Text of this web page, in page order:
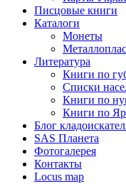
Писцовые книги
Каталоги
Монеты
Литература
Книги по
Списки
Книги по
Книги по
Блог
SAS Планета
Фотогалерея
Контакты
Locus map